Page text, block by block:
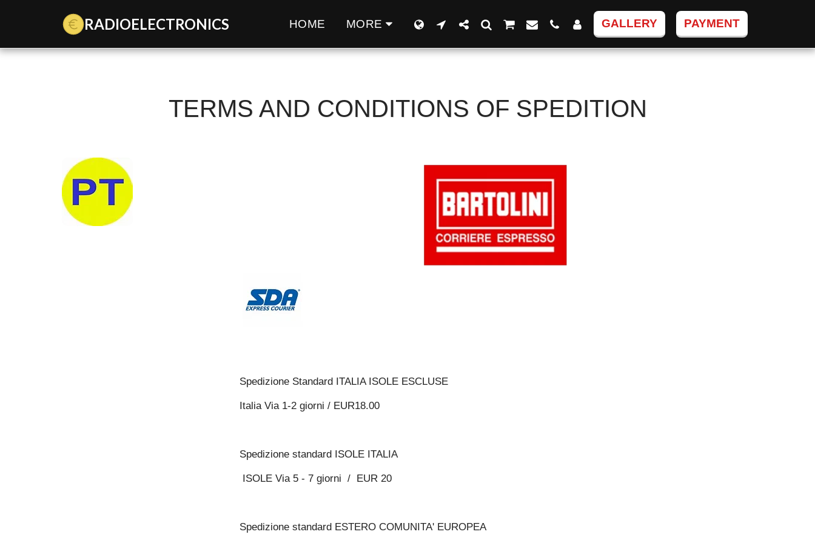
RADIOELECTRONICS HOME MORE GALLERY PAYMENT
TERMS AND CONDITIONS OF SPEDITION
Spedizione Standard ITALIA ISOLE ESCLUSE
Italia Via 1-2 giorni / EUR18.00
Spedizione standard ISOLE ITALIA
ISOLE Via 5 - 7 giorni / EUR 20
Spedizione standard ESTERO COMUNITA' EUROPEA